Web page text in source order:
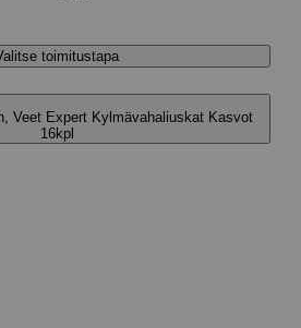
toimitustapa
Veet Expert Kylmävahaliuskat Kasvot
16kpl